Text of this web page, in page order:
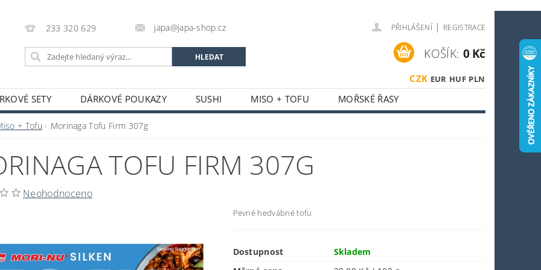
233 320 629 japa@japa-shop.cz PŘIHLÁŠENÍ | REGISTRACE
CZK EUR HUF PLN
KOŠÍK: 0 Kč
SETY DÁRKOVÉ POUKAZY SUSHI MISO + TOFU
MOŘSKÉ ŘASY
NUDLE A POLÉVKY RÝŽE A OBILOVINY
JAPONSKÉ FIGURKY LEKCE VAŘENÍ
PRO SPORTOVCE
+ Tofu Morinaga Tofu Firm 307g
TOFU FIRM 307G
Neohodnoceno
Pevné hedvábné tofu
Dostupnost
Skladem